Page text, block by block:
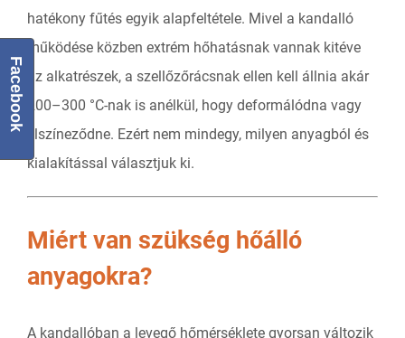
hatékony fűtés egyik alapfeltétele. Mivel a kandalló
működése közben extrém hőhatásnak vannak kitéve
az alkatrészek, a szellőzőrácsnak ellen kell állnia akár
200–300 °C-nak is anélkül, hogy deformálódna vagy
elszíneződne. Ezért nem mindegy, milyen anyagból és
kialakítással választjuk ki.
Miért van szükség hőálló
anyagokra?
A kandallóban a levegő hőmérséklete gyorsan változik
Facebook